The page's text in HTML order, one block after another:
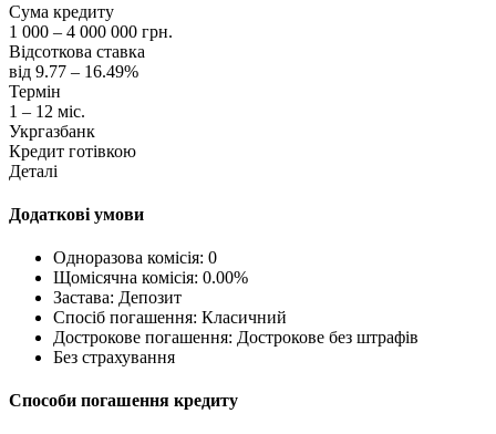
Сума кредиту
1 000 – 4 000 000 грн.
Відсоткова ставка
від 9.77 – 16.49%
Термін
1 – 12 міс.
Укргазбанк
Кредит готівкою
Деталі
Додаткові умови
Одноразова комісія: 0
Щомісячна комісія: 0.00%
Застава: Депозит
Спосіб погашення: Класичний
Дострокове погашення: Дострокове без штрафів
Без страхування
Способи погашення кредиту